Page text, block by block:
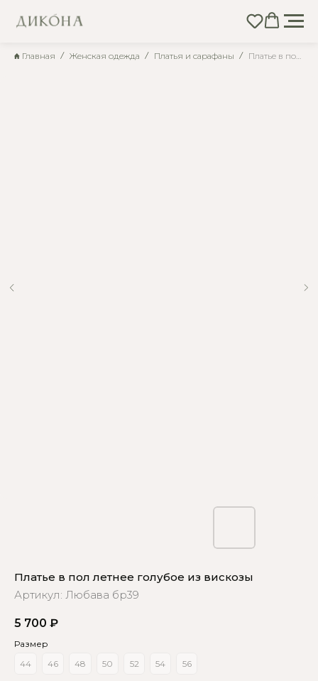
Главная Женская одежда Платья и сарафаны Платье в пол летнее голубое из вискозы
Платье в пол летнее голубое из вискозы
Артикул: Любава бр39
5 700 ₽
Размер
44
46 48 50 52 54 56